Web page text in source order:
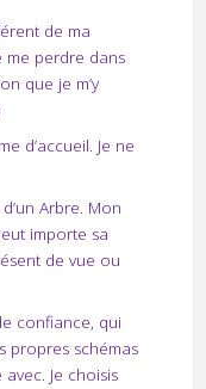
de ma
me perdre dans
que je m’y
d’accueil. Je ne
Arbre. Mon
importe sa
de vue ou
confiance, qui
propres schémas
Je choisis